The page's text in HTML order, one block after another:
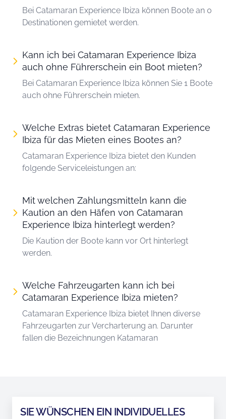
Bei Catamaran Experience Ibiza können Boote an 0
Destinationen gemietet werden.
Kann ich bei Catamaran Experience Ibiza
auch ohne Führerschein ein Boot mieten?
Bei Catamaran Experience Ibiza können Sie 1 Boote
auch ohne Führerschein mieten.
Welche Extras bietet Catamaran Experience
Ibiza für das Mieten eines Bootes an?
Catamaran Experience Ibiza bietet den Kunden
folgende Serviceleistungen an:
Mit welchen Zahlungsmitteln kann die
Kaution an den Häfen von Catamaran
Experience Ibiza hinterlegt werden?
Die Kaution der Boote kann vor Ort hinterlegt
werden.
Welche Fahrzeugarten kann ich bei
Catamaran Experience Ibiza mieten?
Catamaran Experience Ibiza bietet Ihnen diverse
Fahrzeugarten zur Vercharterung an. Darunter
fallen die Bezeichnungen Katamaran
SIE WÜNSCHEN EIN INDIVIDUELLES